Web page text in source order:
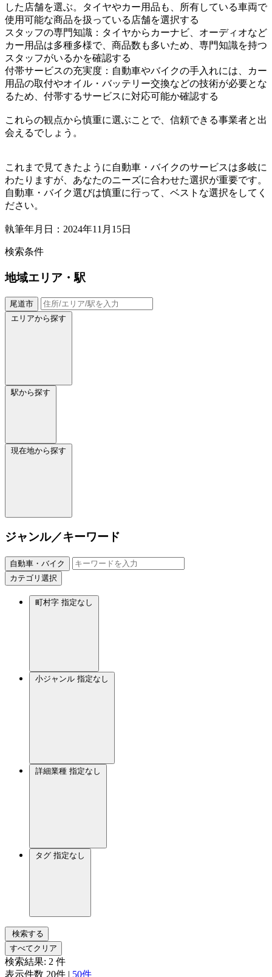
した店舗を選ぶ。タイヤやカー用品も、所有している車両で
使用可能な商品を扱っている店舗を選択する
スタッフの専門知識：タイヤからカーナビ、オーディオなど
カー用品は多種多様で、商品数も多いため、専門知識を持つ
スタッフがいるかを確認する
付帯サービスの充実度：自動車やバイクの手入れには、カー
用品の取付やオイル・バッテリー交換などの技術が必要とな
るため、付帯するサービスに対応可能か確認する
これらの観点から慎重に選ぶことで、信頼できる事業者と出
会えるでしょう。
これまで見てきたように自動車・バイクのサービスは多岐に
わたりますが、あなたのニーズに合わせた選択が重要です。
自動車・バイク選びは慎重に行って、ベストな選択をしてく
ださい。
執筆年月日：2024年11月15日
検索条件
地域エリア・駅
尾道市
エリアから探す
駅から探す
現在地から探す
ジャンル／キーワード
自動車・バイク
カテゴリ選択
町村字 指定なし
小ジャンル 指定なし
詳細業種 指定なし
タグ 指定なし
検索する
すべてクリア
検索結果: 2 件
表示件数 20件 | 50件